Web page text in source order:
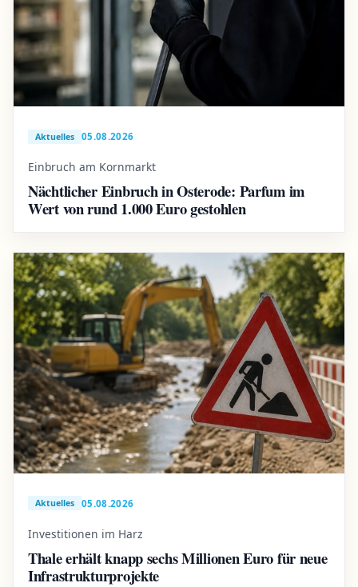
Aktuelles 05.08.2026
Einbruch am Kornmarkt
Nächtlicher Einbruch in Osterode: Parfum im
Wert von rund 1.000 Euro gestohlen
Aktuelles 05.08.2026
Investitionen im Harz
Thale erhält knapp sechs Millionen Euro für neue
Infrastrukturprojekte